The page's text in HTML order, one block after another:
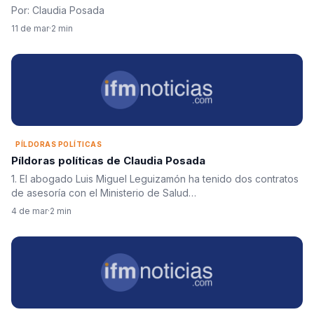
Por: Claudia Posada
11 de mar·2 min
PÍLDORAS POLÍTICAS
Píldoras políticas de Claudia Posada
1. El abogado Luis Miguel Leguizamón ha tenido dos contratos
de asesoría con el Ministerio de Salud…
4 de mar·2 min